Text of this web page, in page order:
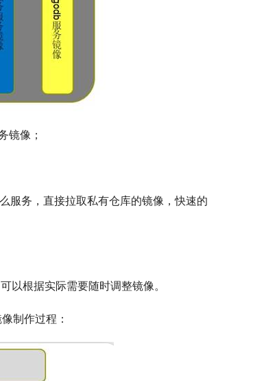
镜像；
服务，直接拉取私有仓库的镜像，快速的
根据实际需要随时调整镜像。
制作过程：